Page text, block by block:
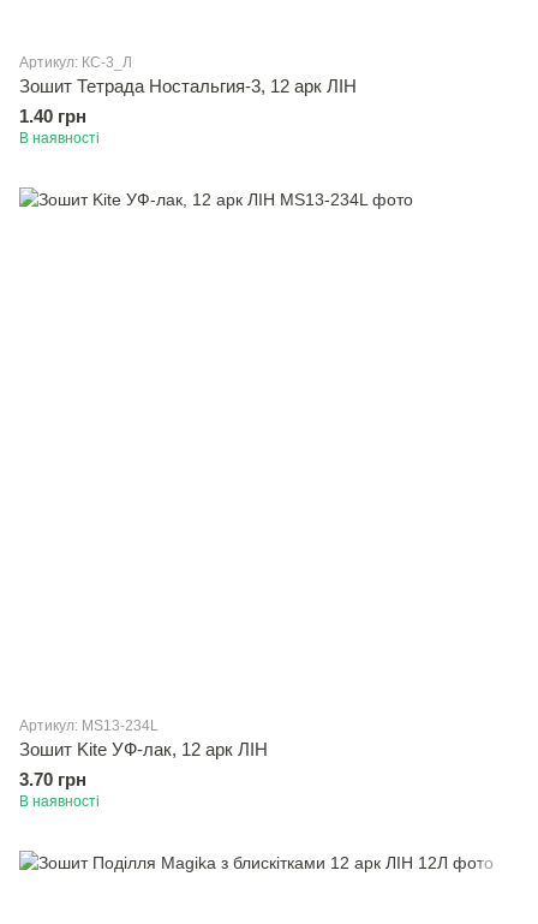
Артикул: КС-3_Л
Зошит Тетрада Ностальгия-3, 12 арк ЛІН
1.40 грн
В наявності
Артикул: MS13-234L
Зошит Kite УФ-лак, 12 арк ЛІН
3.70 грн
В наявності